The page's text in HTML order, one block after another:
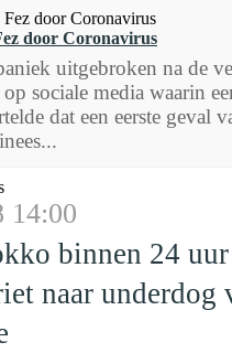
door Coronavirus
uitgebroken na de
sociale media waarin
dat een eerste geval
14:00
binnen 24
naar underdog